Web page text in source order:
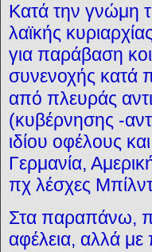
Κατά την γνώμη
λαϊκής
για παράβαση
συνενοχής κατά
από πλευράς
(κυβέρνησης -
ιδίου οφέλους
Γερμανία,
πχ λέσχες
Στα παραπάνω,
αφέλεια, αλλά